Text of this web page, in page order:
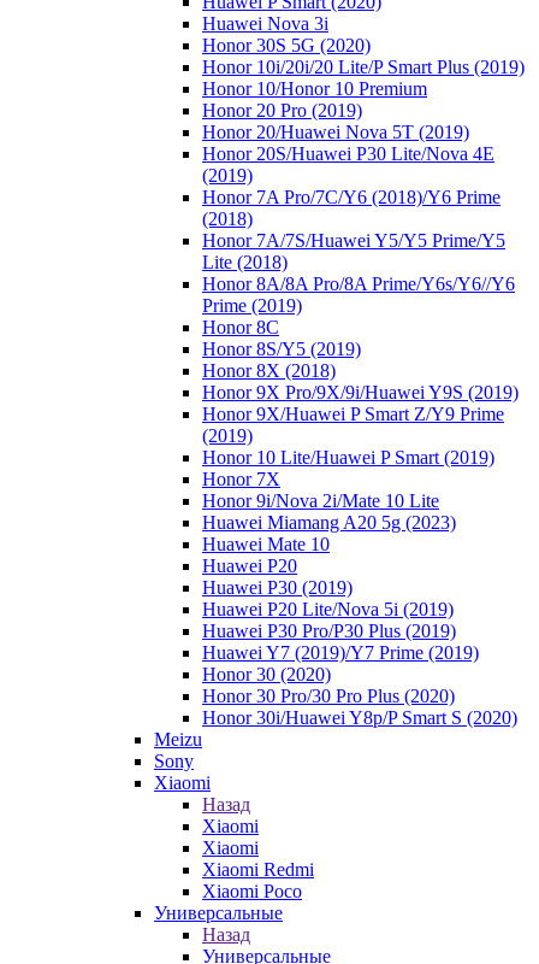
Huawei Nova 3i
Honor 30S 5G (2020)
Honor 10i/20i/20 Lite/P Smart Plus (2019)
Honor 10/Honor 10 Premium
Honor 20 Pro (2019)
Honor 20/Huawei Nova 5T (2019)
Honor 20S/Huawei P30 Lite/Nova 4E
(2019)
Honor 7A Pro/7C/Y6 (2018)/Y6 Prime
(2018)
Honor 7A/7S/Huawei Y5/Y5 Prime/Y5
Lite (2018)
Honor 8A/8A Pro/8A Prime/Y6s/Y6//Y6
Prime (2019)
Honor 8C
Honor 8S/Y5 (2019)
Honor 8X (2018)
Honor 9X Pro/9X/9i/Huawei Y9S (2019)
Honor 9X/Huawei P Smart Z/Y9 Prime
(2019)
Honor 10 Lite/Huawei P Smart (2019)
Honor 7X
Honor 9i/Nova 2i/Mate 10 Lite
Huawei Miamang A20 5g (2023)
Huawei Mate 10
Huawei P20
Huawei P30 (2019)
Huawei P20 Lite/Nova 5i (2019)
Huawei P30 Pro/P30 Plus (2019)
Huawei Y7 (2019)/Y7 Prime (2019)
Honor 30 (2020)
Honor 30 Pro/30 Pro Plus (2020)
Honor 30i/Huawei Y8p/P Smart S (2020)
Meizu
Sony
Xiaomi
Назад
Xiaomi
Xiaomi
Xiaomi Redmi
Xiaomi Poco
Универсальные
Назад
Универсальные